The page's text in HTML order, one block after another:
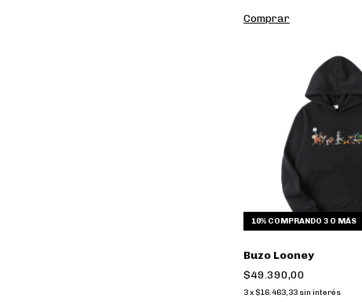
Comprar
10% COMPRANDO 3 O MÁS
Buzo Looney
$49.390,00
3x $16.463,33 sin interés